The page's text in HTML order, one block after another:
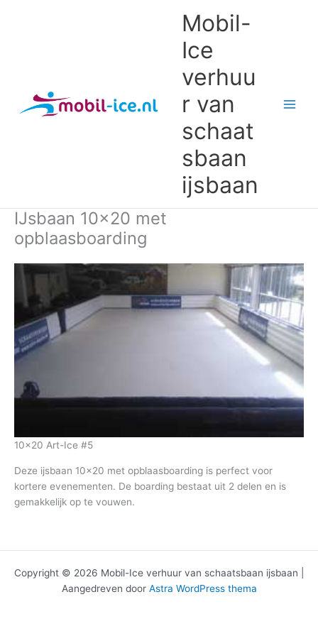
Mobil-
Ice
verhuu
r van
schaat
sbaan
ijsbaan
IJsbaan 10×20 met
opblaasboarding
10×20 Art-Ice #5
Deze ijsbaan 10×20 met opblaasboarding is perfect voor
kortere evenementen. De boarding bestaat uit 2 delen en is
gemakkelijk op te vouwen.
Copyright © 2026 Mobil-Ice verhuur van schaatsbaan ijsbaan |
Aangedreven door Astra WordPress thema